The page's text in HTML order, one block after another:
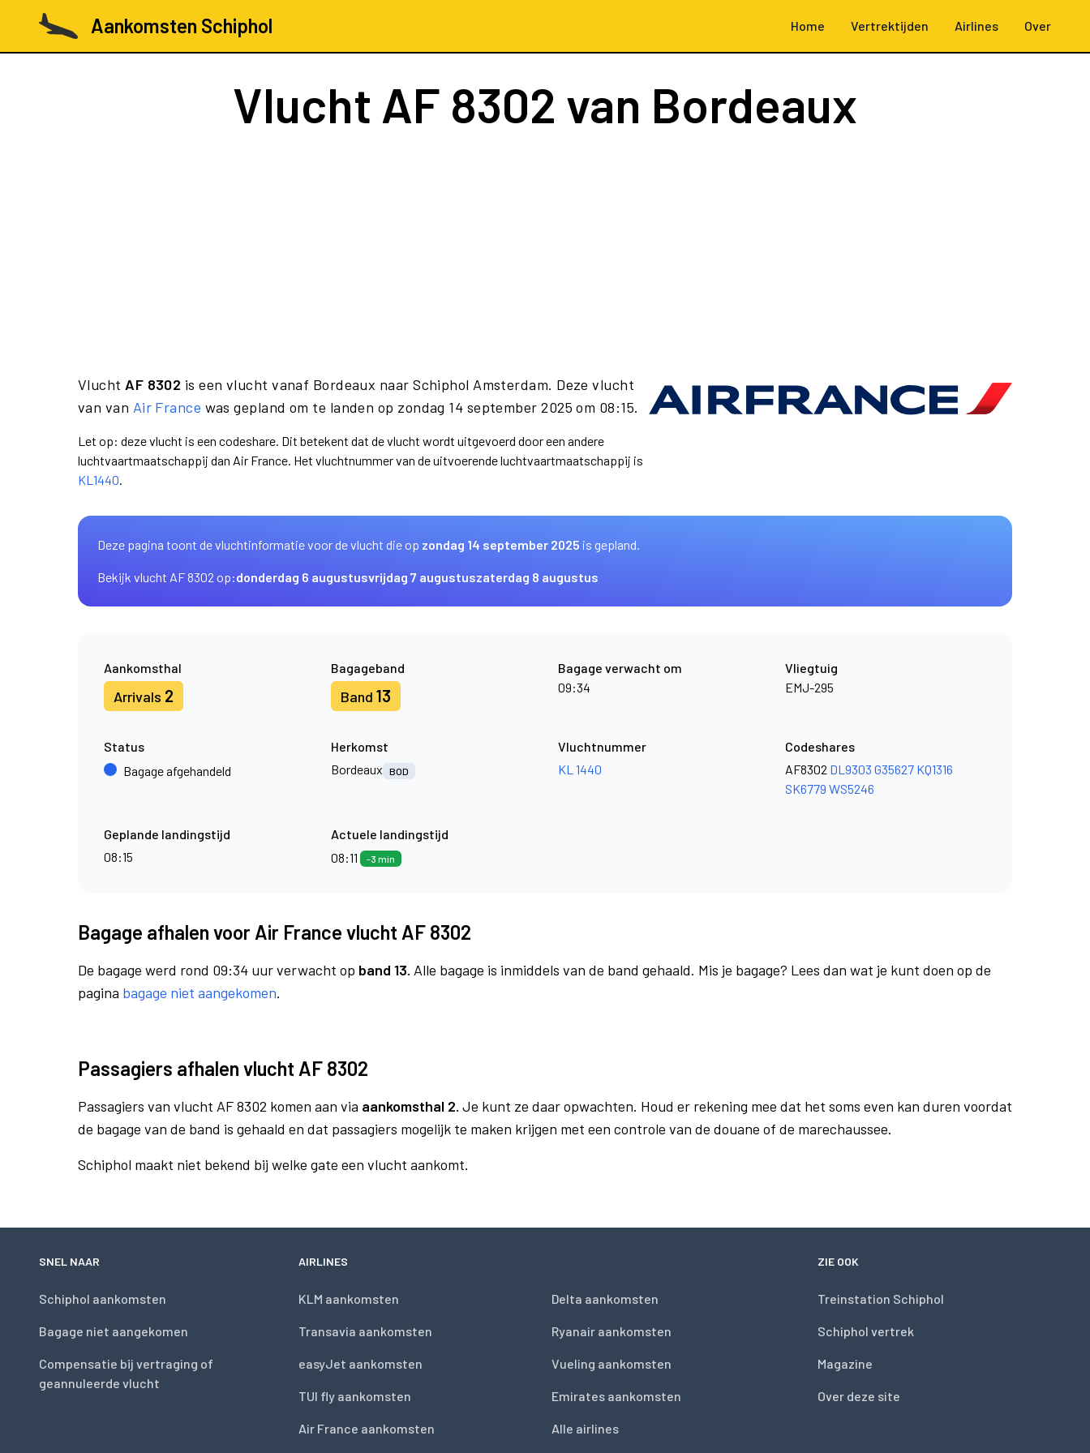
Aankomsten Schiphol Home Vertrektijden Airlines Over
Vlucht AF 8302 van Bordeaux
Vlucht AF 8302 is een vlucht vanaf Bordeaux naar Schiphol Amsterdam. Deze vlucht
van van Air France was gepland om te landen op zondag 14 september 2025 om 08:15.
Let op: deze vlucht is een codeshare. Dit betekent dat de vlucht wordt uitgevoerd door een andere
luchtvaartmaatschappij dan Air France. Het vluchtnummer van de uitvoerende luchtvaartmaatschappij is
KL1440.
Deze pagina toont de vluchtinformatie voor de vlucht die op zondag 14 september 2025 is gepland.
Bekijk vlucht AF 8302 op:donderdag 6 augustusvrijdag 7 augustuszaterdag 8 augustus
Aankomsthal
Arrivals 2
Bagageband
Band 13
Bagage verwacht om
09:34
Vliegtuig
EMJ-295
Status
Bagage afgehandeld
Herkomst
Bordeaux
BOD
Vluchtnummer
KL 1440
Codeshares
AF8302 DL9303 G35627 KQ1316
SK6779 WS5246
Geplande landingstijd
08:15
Actuele landingstijd
08:11
-3 min
Bagage afhalen voor Air France vlucht AF 8302
De bagage werd rond 09:34 uur verwacht op band 13. Alle bagage is inmiddels van de band gehaald. Mis je bagage? Lees dan wat je kunt doen op de
pagina bagage niet aangekomen.
Passagiers afhalen vlucht AF 8302
Passagiers van vlucht AF 8302 komen aan via aankomsthal 2. Je kunt ze daar opwachten. Houd er rekening mee dat het soms even kan duren voordat
de bagage van de band is gehaald en dat passagiers mogelijk te maken krijgen met een controle van de douane of de marechaussee.
Schiphol maakt niet bekend bij welke gate een vlucht aankomt.
SNEL NAAR
Schiphol aankomsten
Bagage niet aangekomen
Compensatie bij vertraging of
geannuleerde vlucht
AIRLINES
KLM aankomsten
Transavia aankomsten
easyJet aankomsten
TUI fly aankomsten
Air France aankomsten
Delta aankomsten
Ryanair aankomsten
Vueling aankomsten
Emirates aankomsten
Alle airlines
ZIE OOK
Treinstation Schiphol
Schiphol vertrek
Magazine
Over deze site